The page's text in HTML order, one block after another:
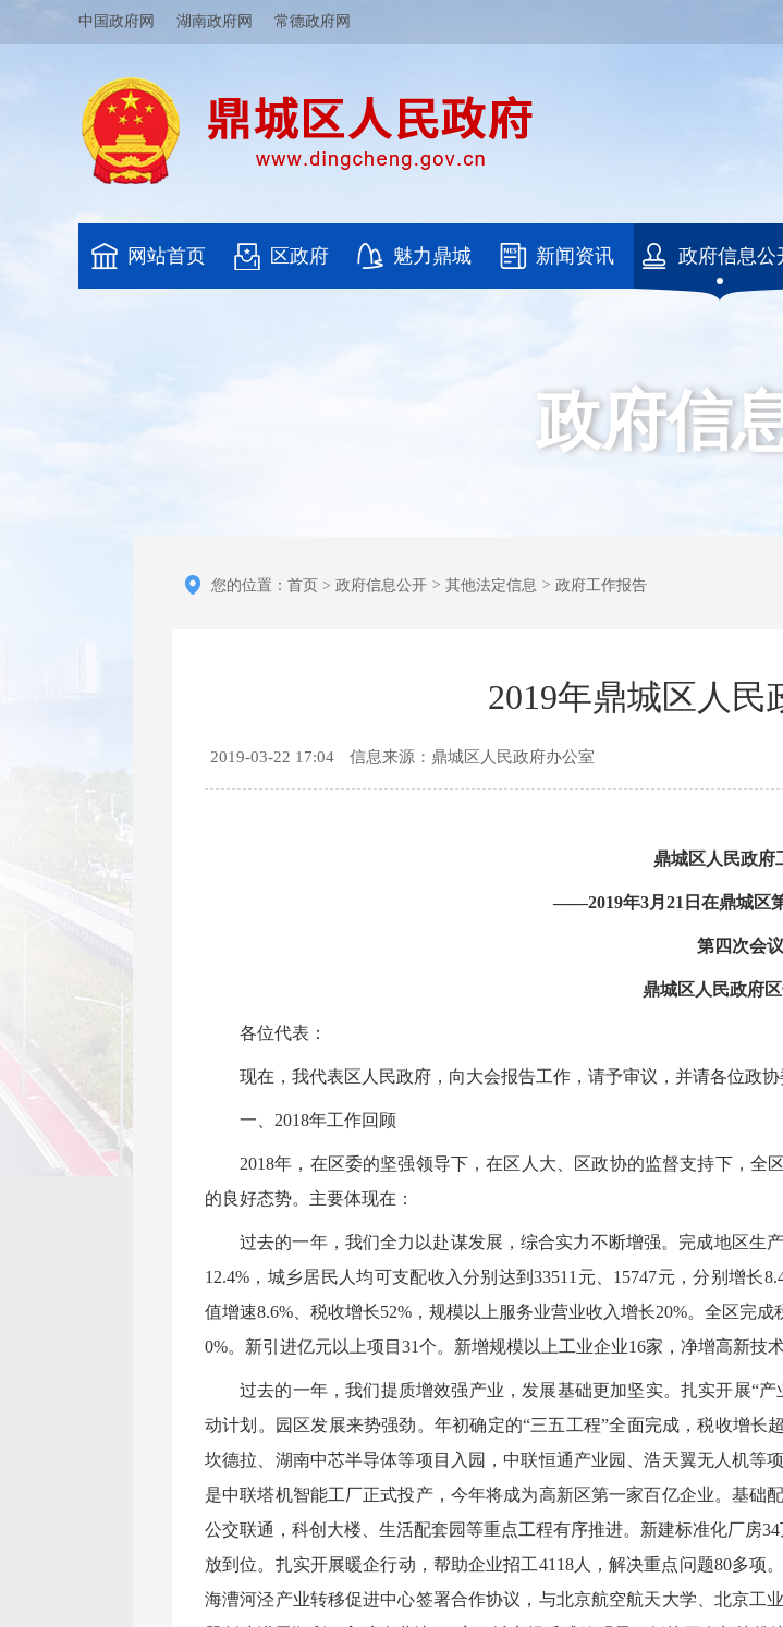
中国政府网 湖南政府网 常德政府网
网站首页 区政府 魅力鼎城 新闻资讯 政府信息公
政府信
您的位置： 首页 > 政府信息公开 > 其他法定信息 > 政府工作报告
2019年鼎城区人民
2019-03-22 17:04 信息来源：鼎城区人民政府办公室
鼎城区人民政府
——2019年3月21日在鼎城区
第四次会
鼎城区人民政府
各位代表：
现在，我代表区人民政府，向大会报告工作，请予审议，并请各位政协
一、2018年工作回顾
2018年，在区委的坚强领导下，在区人大、区政协的监督支持下，全
的良好态势。主要体现在：
过去的一年，我们全力以赴谋发展，综合实力不断增强。完成地区生
12.4%，城乡居民人均可支配收入分别达到33511元、15747元，分别增长
值增速8.6%、税收增长52%，规模以上服务业营业收入增长20%。全区完
0%。新引进亿元以上项目31个。新增规模以上工业企业16家，净增高新技
过去的一年，我们提质增效强产业，发展基础更加坚实。扎实开展“
动计划。园区发展来势强劲。年初确定的“三五工程”全面完成，税收增长
坎德拉、湖南中芯半导体等项目入园，中联恒通产业园、浩天翼无人机等
是中联塔机智能工厂正式投产，今年将成为高新区第一家百亿企业。基础
公交联通，科创大楼、生活配套园等重点工程有序推进。新建标准化厂房
放到位。扎实开展暖企行动，帮助企业招工4118人，解决重点问题80多
海漕河泾产业转移促进中心签署合作协议，与北京航空航天大学、北京工